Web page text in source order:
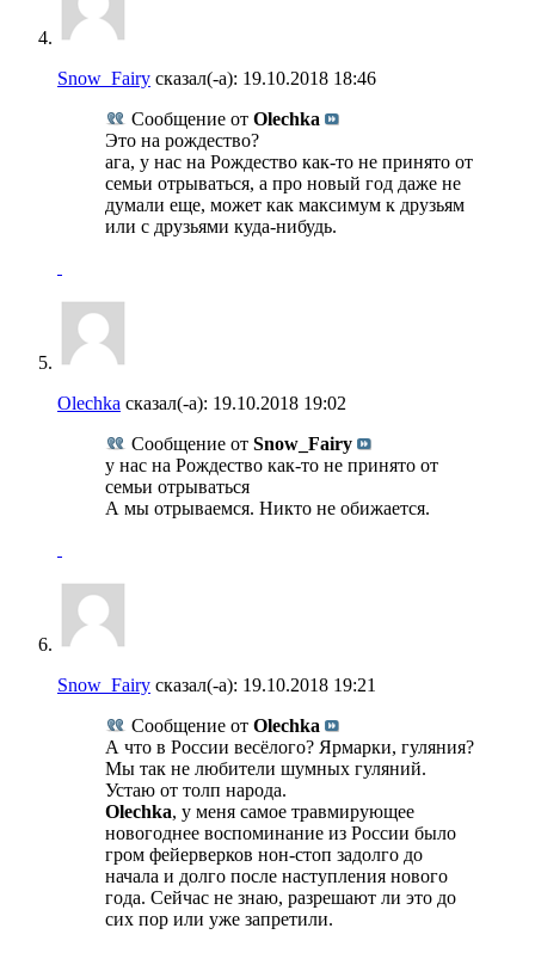
Snow_Fairy сказал(-а): 19.10.2018 18:46
Сообщение от Olechka
Это на рождество?
ага, у нас на Рождество как-то не принято от
семьи отрываться, а про новый год даже не
думали еще, может как максимум к друзьям
или с друзьями куда-нибудь.
Olechka сказал(-а): 19.10.2018 19:02
Сообщение от Snow_Fairy
у нас на Рождество как-то не принято от
семьи отрываться
А мы отрываемся. Никто не обижается.
Snow_Fairy сказал(-а): 19.10.2018 19:21
Сообщение от Olechka
А что в России весёлого? Ярмарки, гуляния?
Мы так не любители шумных гуляний.
Устаю от толп народа.
Olechka, у меня самое травмирующее
новогоднее воспоминание из России было
гром фейерверков нон-стоп задолго до
начала и долго после наступления нового
года. Сейчас не знаю, разрешают ли это до
сих пор или уже запретили.